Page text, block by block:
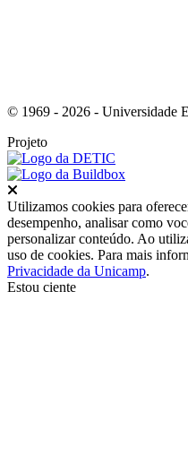
© 1969 - 2026 - Universidade
Projeto
Utilizamos cookies para
desempenho, analisar como
personalizar conteúdo. Ao
uso de cookies. Para mais
Privacidade da Unicamp.
Estou ciente